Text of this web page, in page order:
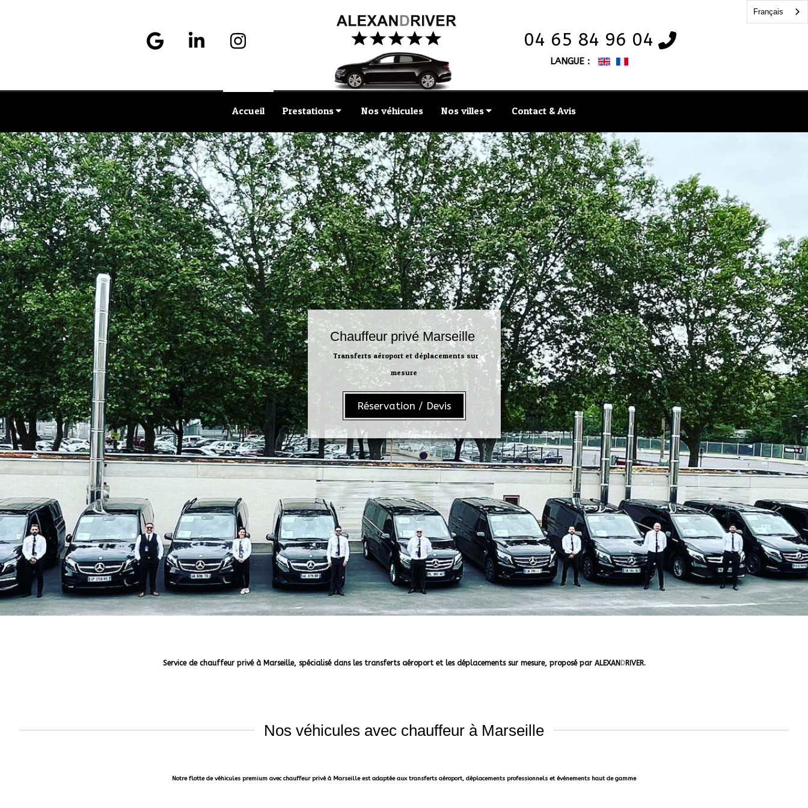
04 65 84 96 04
LANGUE :
Accueil Prestations Nos véhicules Nos villes Contact & Avis
Chauffeur privé Marseille
Transferts aéroport et déplacements sur
mesure
Réservation / Devis
Service de chauffeur privé à Marseille, spécialisé dans les transferts aéroport et les déplacements sur mesure, proposé par ALEXAN DRIVER.
Nos véhicules avec chauffeur à Marseille
Notre flotte de véhicules premium avec chauffeur privé à Marseille est adaptée aux transferts aéroport, déplacements professionnels et événements haut de gamme
Français